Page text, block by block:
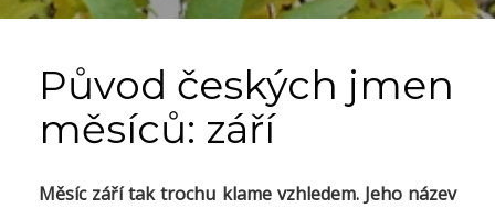
Původ českých jmen
měsíců: září
Měsíc září tak trochu klame vzhledem. Jeho název